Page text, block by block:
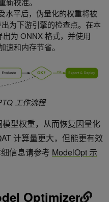
水平后，伪量化的权重将被
为下游引擎的检查点。在本
为 ONNX 格式，并使用
速和内存节省。
工作流程
型权重，从而恢复因量化
计算量更大，但能更有效
信息请参考 ModelOpt 示
Optimizer